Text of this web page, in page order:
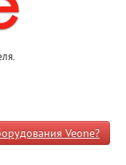
Veone?